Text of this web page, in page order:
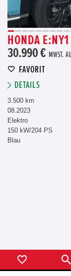
HONDA
30.990 € MWST.
FAVORIT
DETAILS
3.500 km
08.2023
Elektro
150 kW/204 PS
Blau